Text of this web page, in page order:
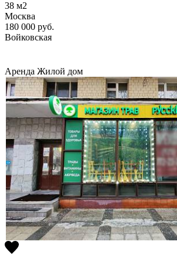
38 м2
Москва
180 000 руб.
Войковская
Аренда Жилой дом